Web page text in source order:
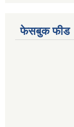
फेसबुक फीड